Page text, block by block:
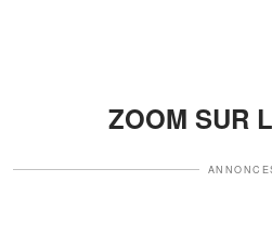
ZOOM SUR